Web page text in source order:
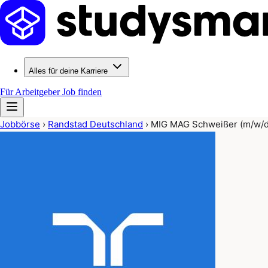
Alles für deine Karriere
Für ArbeitgeberJob finden
Jobbörse › Randstad Deutschland › MIG MAG Schweißer (m/w/